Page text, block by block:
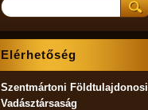
Elérhetőség
Szentmártoni Földtulajdonosi
Vadásztársaság